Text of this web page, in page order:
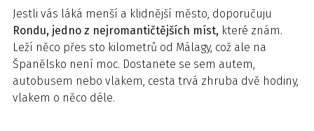
Jestli vás láká menší a klidnější město, doporučuju
Rondu, jedno z nejromantičtějších míst, které znám.
Leží něco přes sto kilometrů od Málagy, což ale na
Španělsko není moc. Dostanete se sem autem,
autobusem nebo vlakem, cesta trvá zhruba dvě hodiny,
vlakem o něco déle.